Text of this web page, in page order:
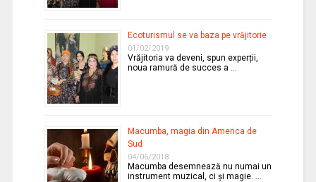
Ecoturismul se va baza pe vrăjitorie
01/02/2019
Vrăjitoria va deveni, spun experții,
noua ramură de succes a …
Macumba, magia din America de
Sud
04/06/2018
Macumba desemnează nu numai un
instrument muzical, ci și magie. …